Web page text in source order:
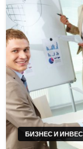
БИЗНЕС И